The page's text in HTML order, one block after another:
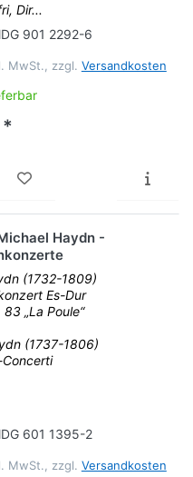
Dir...
901 2292-6
MwSt., zzgl. Versandkosten
*
Haydn -
(1732-1809)
Es-Dur
„La Poule“
(1737-1806)
601 1395-2
MwSt., zzgl. Versandkosten